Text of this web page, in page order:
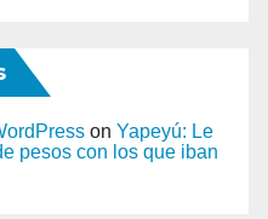
on Yapeyú: Le
pesos con los que iban